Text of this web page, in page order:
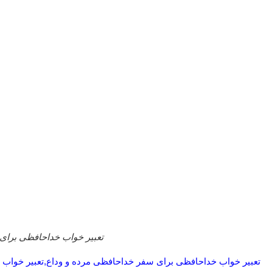
تعبیر خواب خداحافظی
تعبیر خواب خداحافظی برای سفر خداحافظی مرده و وداع,تعبیر خواب